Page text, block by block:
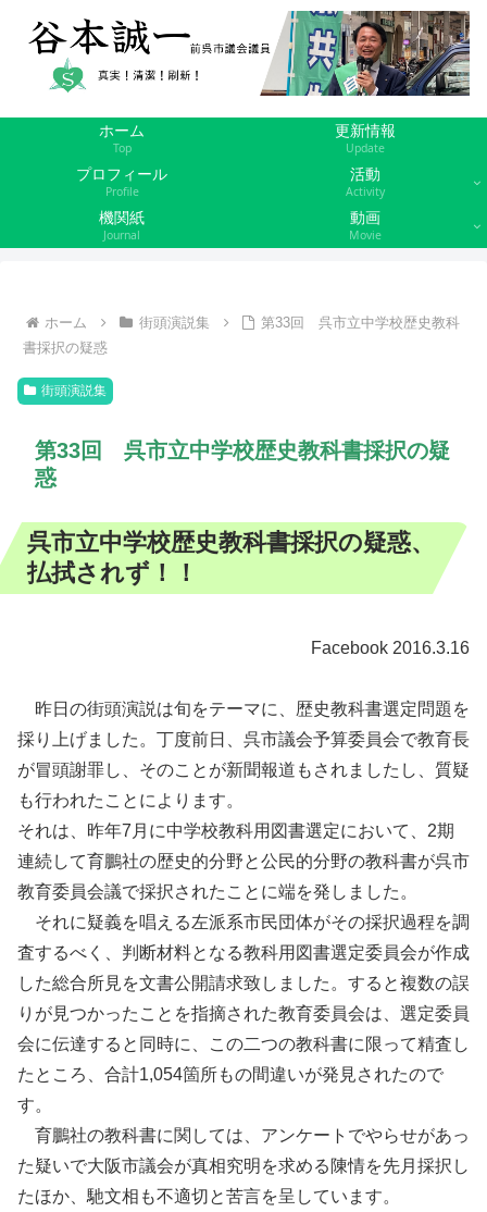
ホーム
Top
更新情報
Update
プロフィール
Profile
活動
Activity
機関紙
Journal
動画
Movie
ホーム 街頭演説集
第33回 呉市立中学校歴史教科
書採択の疑惑
街頭演説集
第33回 呉市立中学校歴史教科書採択の疑
惑
呉市立中学校歴史教科書採択の疑惑、
払拭されず！！
Facebook 2016.3.16
昨日の街頭演説は旬をテーマに、歴史教科書選定問題を
採り上げました。丁度前日、呉市議会予算委員会で教育長
が冒頭謝罪し、そのことが新聞報道もされましたし、質疑
も行われたことによります。
それは、昨年7月に中学校教科用図書選定において、2期
連続して育鵬社の歴史的分野と公民的分野の教科書が呉市
教育委員会議で採択されたことに端を発しました。
それに疑義を唱える左派系市民団体がその採択過程を調
査するべく、判断材料となる教科用図書選定委員会が作成
した総合所見を文書公開請求致しました。すると複数の誤
りが見つかったことを指摘された教育委員会は、選定委員
会に伝達すると同時に、この二つの教科書に限って精査し
たところ、合計1,054箇所もの間違いが発見されたので
す。
育鵬社の教科書に関しては、アンケートでやらせがあっ
た疑いで大阪市議会が真相究明を求める陳情を先月採択し
たほか、馳文相も不適切と苦言を呈しています。